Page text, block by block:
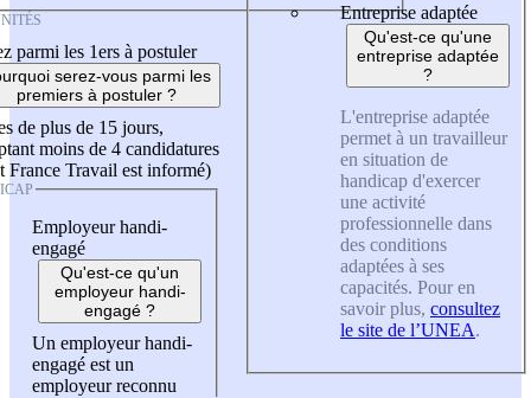
parmi les 1ers à postuler
serez-vous parmi les
premiers à postuler ?
de plus de 15 jours,
moins de 4 candidatures
France Travail est informé)
Employeur handi-
engagé
Qu'est-ce qu'un
employeur handi-
engagé ?
Un employeur handi-
engagé est un
employeur reconnu
Entreprise adaptée
Qu'est-ce qu'une
entreprise adaptée
?
L'entreprise adaptée
permet à un travailleur
en situation de
handicap d'exercer
une activité
professionnelle dans
des conditions
adaptées à ses
capacités. Pour en
savoir plus, consultez
le site de l’UNEA.